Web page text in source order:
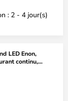
: 2 - 4 jour(s)
LED Enon,
continu,